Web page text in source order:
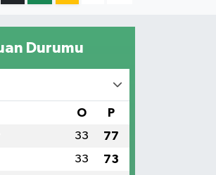
Durumu
O P
33 77
33 73